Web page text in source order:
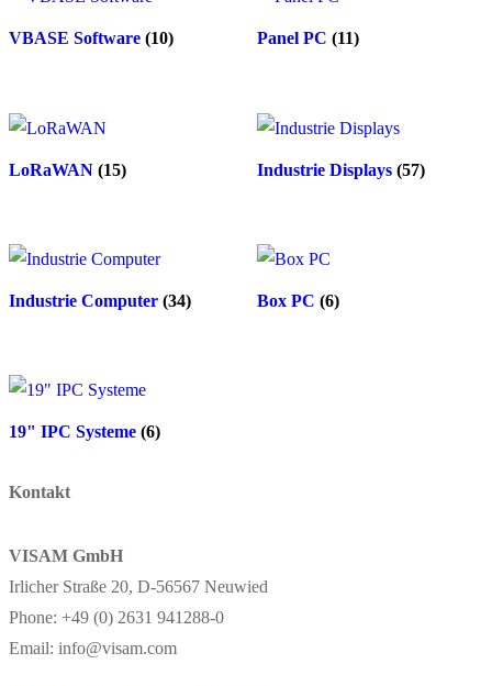
VBASE Software (10) Panel PC (11)
LoRaWAN (15) Industrie Displays (57)
Industrie Computer (34) Box PC (6)
19" IPC Systeme (6)
Kontakt
VISAM GmbH
Irlicher Straße 20, D-56567 Neuwied
Phone: +49 (0) 2631 941288-0
Email: info@visam.com